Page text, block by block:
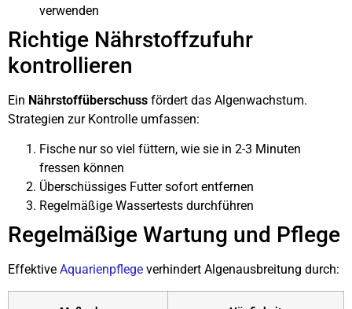
verwenden
Richtige Nährstoffzufuhr
kontrollieren
Ein Nährstoffüberschuss fördert das Algenwachstum.
Strategien zur Kontrolle umfassen:
Fische nur so viel füttern, wie sie in 2-3 Minuten
fressen können
Überschüssiges Futter sofort entfernen
Regelmäßige Wassertests durchführen
Regelmäßige Wartung und Pflege
Effektive Aquarienpflege verhindert Algenausbreitung durch: